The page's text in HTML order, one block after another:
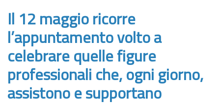
Il 12 maggio ricorre
l’appuntamento volto a
celebrare quelle figure
professionali che, ogni giorno,
assistono e supportano